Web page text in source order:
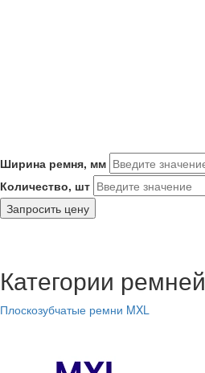
Ширина ремня, мм
Количество, шт
Запросить цену
Категории ремней
Плоскозубчатые ремни MXL